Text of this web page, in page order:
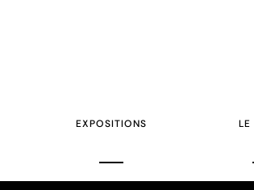
EXPOSITIONS LE